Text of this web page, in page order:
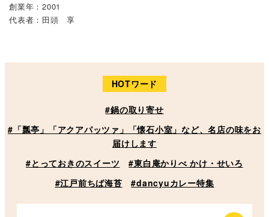
創業年：2001
代表者：田頭 享
HOTワード
#鍋の取り寄せ
#「瓢亭」「アクアパッツァ」「懐石小室」など、名店の味をお
届けします
#とっておきのスイーツ
#東白庵かりべ かけ・せいろ
#江戸前ちば海苔
#dancyuカレー特集